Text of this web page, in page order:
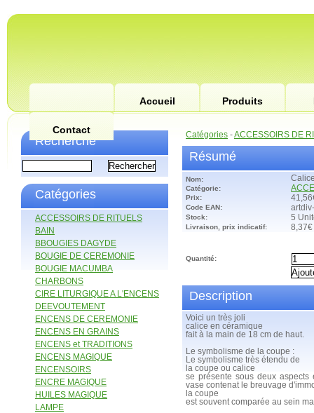
Accueil Produits
Contact
Recherche
Catégories
ACCESSOIRS DE RITUELS
BAIN
BBOUGIES DAGYDE
BOUGIE DE CEREMONIE
BOUGIE MACUMBA
CHARBONS
CIRE LITURGIQUE A L'ENCENS
DEEVOUTEMENT
ENCENS DE CEREMONIE
ENCENS EN GRAINS
ENCENS et TRADITIONS
ENCENS MAGIQUE
ENCENSOIRS
ENCRE MAGIQUE
HUILES MAGIQUE
LAMPE
Catégories -ACCESSOIRS DE
Résumé
Nom:
Catégorie:
Prix:
Code EAN:
Stock: 5
Livraison, prix indicatif: 8,37€
Quantité:
Description
Voici un très joli
calice en céramique
fait à la main de 18 cm de haut.
Le symbolisme de la coupe :
Le symbolisme très étendu de
la coupe ou calice
se présente sous deux
vase contenat le breuvage
la coupe
est souvent comparée au sein